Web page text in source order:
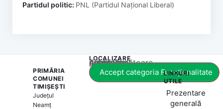
Partidul politic: PNL (Partidul Național Liberal)
PRIMĂRIA
COMUNEI
TIMIȘEȘTI
Județul
Neamț
LOCALIZARE
Acest conținut este blocat până când acceptați categoria corespunzătoare de cookie-uri.
Accept categoria Funcționalitate
LINKURI
UTILE
Prezentare
generală